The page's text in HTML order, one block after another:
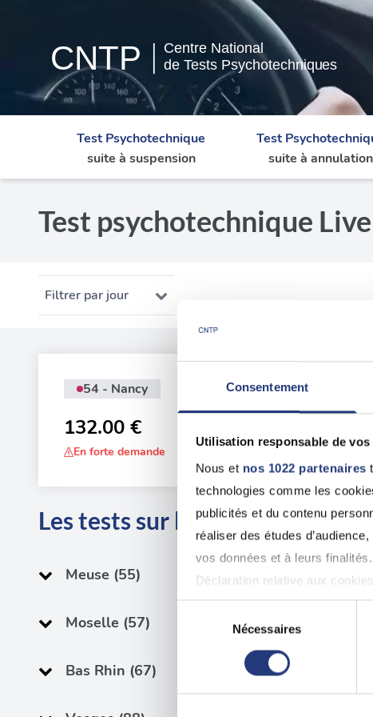
Consentement
Utilisation responsable de vos
Nous et nos 1022 partenaires
technologies comme les
publicités et du contenu
réaliser des études
vos données et à leurs
Déclaration relative aux
Si vous le permettez, nous
Collecter des
Identifier votre appareil
digitales).
consentement
Nécessaires
Test Psychotechnique
suite à suspension
Test
suite à annulation
Test psychotechnique
Filtrer par jour
54 - Nancy
132.00 €
En forte demande
20
Les tests sur les départements
Meuse (55)
Moselle (57)
Bas Rhin (67)